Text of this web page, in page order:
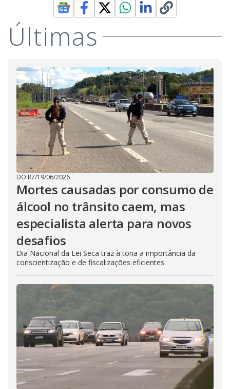
Últimas
DO R7/19/06/2026
Mortes causadas por consumo de
álcool no trânsito caem, mas
especialista alerta para novos
desafios
Dia Nacional da Lei Seca traz à tona a importância da
conscientização e de fiscalizações eficientes